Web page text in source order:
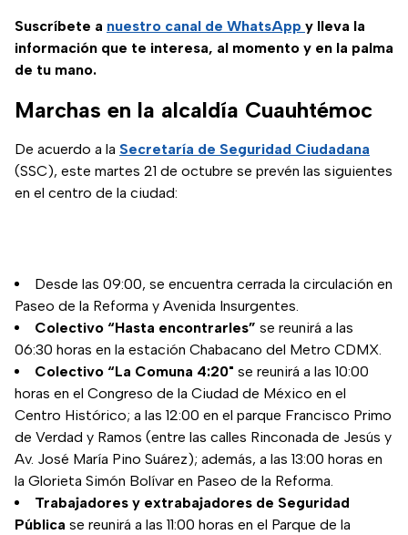
Suscríbete a nuestro canal de WhatsApp y lleva la
información que te interesa, al momento y en la palma
de tu mano.
Marchas en la alcaldía Cuauhtémoc
De acuerdo a la Secretaría de Seguridad Ciudadana
(SSC), este martes 21 de octubre se prevén las siguientes
en el centro de la ciudad:
Desde las 09:00, se encuentra cerrada la circulación en
Paseo de la Reforma y Avenida Insurgentes.
Colectivo “Hasta encontrarles” se reunirá a las
06:30 horas en la estación Chabacano del Metro CDMX.
Colectivo “La Comuna 4:20" se reunirá a las 10:00
horas en el Congreso de la Ciudad de México en el
Centro Histórico; a las 12:00 en el parque Francisco Primo
de Verdad y Ramos (entre las calles Rinconada de Jesús y
Av. José María Pino Suárez); además, a las 13:00 horas en
la Glorieta Simón Bolívar en Paseo de la Reforma.
Trabajadores y extrabajadores de Seguridad
Pública se reunirá a las 11:00 horas en el Parque de la